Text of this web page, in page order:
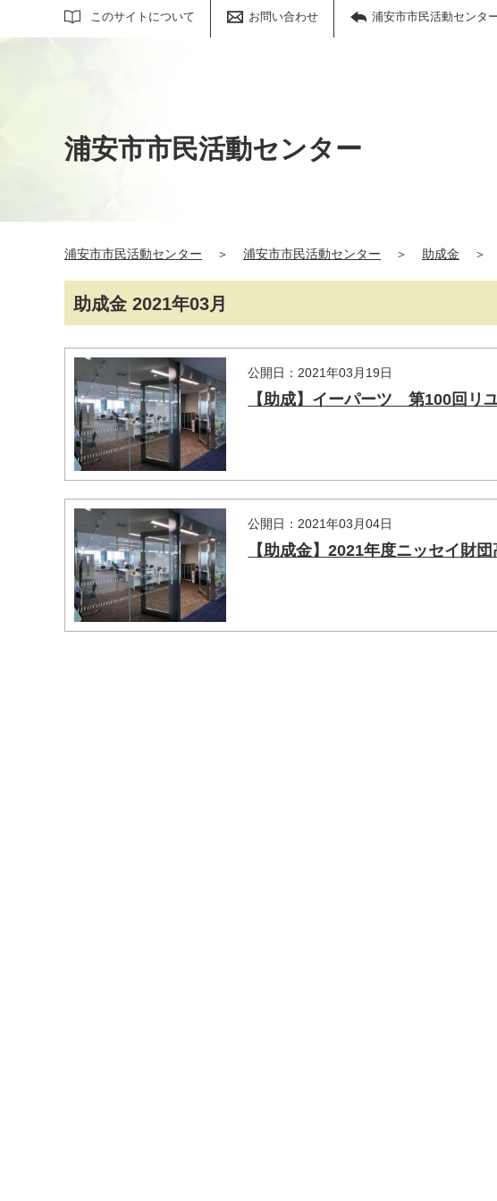
このサイトについて お問い合わせ 浦安市市民活動センタ
サイト内検索
浦安市市民活動センター
浦安市市民活動センター ＞ 浦安市市民活動センター ＞ 助成金 ＞
助成金 2021年03月
公開日：2021年03月19日
【助成】イーパーツ 第100回リ
公開日：2021年03月04日
【助成金】2021年度ニッセイ財